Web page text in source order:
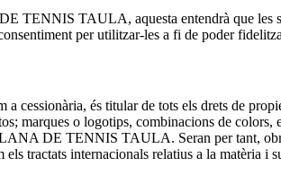
TAULA, aquesta entendrà que les
per utilitzar-les a fi de poder
és titular de tots els drets de
marques o logotips, combinacions de
DE TENNIS TAULA. Seran per tant,
tractats internacionals relatius a la matèria i